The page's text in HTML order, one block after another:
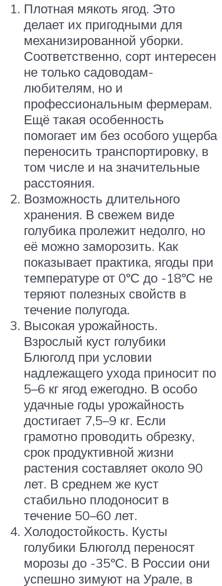
Плотная мякоть ягод. Это
делает их пригодными для
механизированной уборки.
Соответственно, сорт интересен
не только садоводам-
любителям, но и
профессиональным фермерам.
Ещё такая особенность
помогает им без особого ущерба
переносить транспортировку, в
том числе и на значительные
расстояния.
Возможность длительного
хранения. В свежем виде
голубика пролежит недолго, но
её можно заморозить. Как
показывает практика, ягоды при
температуре от 0ºС до -18ºС не
теряют полезных свойств в
течение полугода.
Высокая урожайность.
Взрослый куст голубики
Блюголд при условии
надлежащего ухода приносит по
5–6 кг ягод ежегодно. В особо
удачные годы урожайность
достигает 7,5–9 кг. Если
грамотно проводить обрезку,
срок продуктивной жизни
растения составляет около 90
лет. В среднем же куст
стабильно плодоносит в
течение 50–60 лет.
Холодостойкость. Кусты
голубики Блюголд переносят
морозы до -35ºС. В России они
успешно зимуют на Урале, в